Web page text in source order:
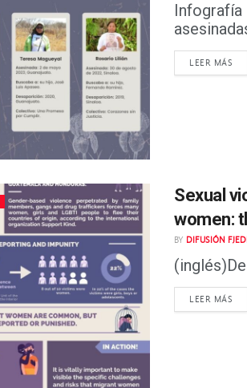
Infografía
LEER MÁS
Sexual
women:
BY DIFUSIÓN
LEER MÁS